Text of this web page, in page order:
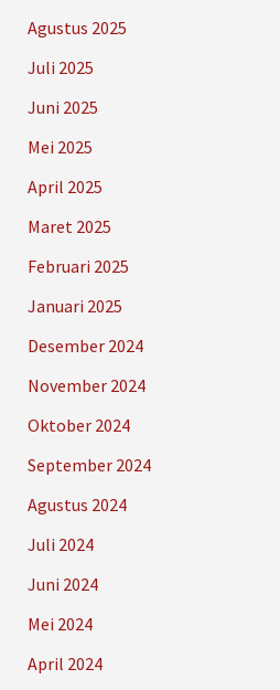
Agustus 2025
Juli 2025
Juni 2025
Mei 2025
April 2025
Maret 2025
Februari 2025
Januari 2025
Desember 2024
November 2024
Oktober 2024
September 2024
Agustus 2024
Juli 2024
Juni 2024
Mei 2024
April 2024